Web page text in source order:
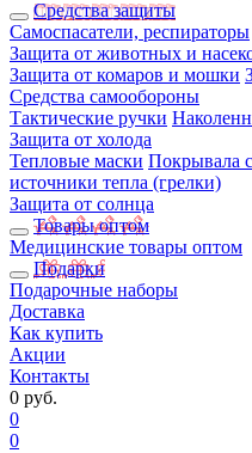
Средства защиты
Самоспасатели, респираторы
Защита от животных и
Защита от комаров и мошки
Средства самообороны
Тактические ручки
Защита от холода
Тепловые маски Покрывала
источники тепла (грелки)
Защита от солнца
Товары оптом
Медицинские товары оптом
Подарки
Подарочные наборы
Доставка
Как купить
Акции
Контакты
0 руб.
0
0